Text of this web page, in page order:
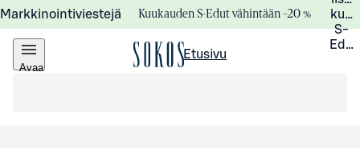
Markkinointiviestejä Kuukauden S-Edut vähintään –20 %
S-
Avaa
Etusivu